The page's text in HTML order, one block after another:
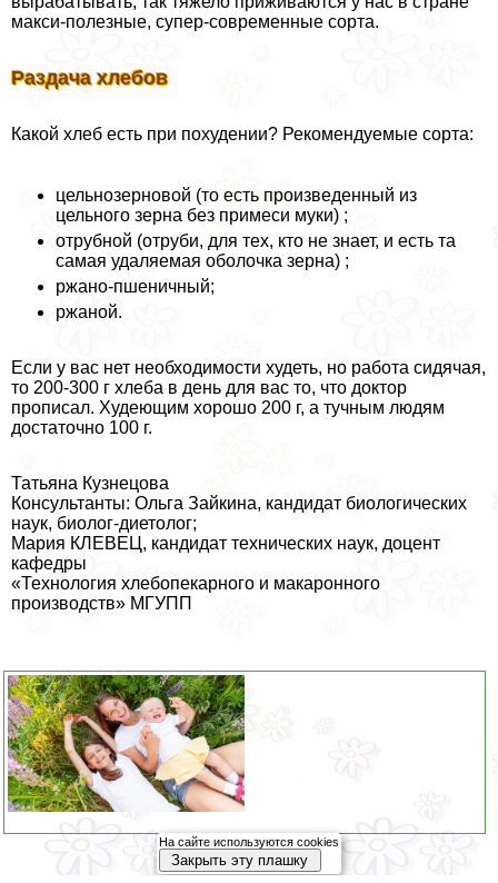
макси-полезные, супер-современные сорта.
Раздача хлебов
Какой хлеб есть при похудении? Рекомендуемые сорта:
цельнозерновой (то есть произведенный из
цельного зерна без примеси муки) ;
отрубной (отруби, для тех, кто не знает, и есть та
самая удаляемая оболочка зерна) ;
ржано-пшеничный;
ржаной.
Если у вас нет необходимости худеть, но работа сидячая,
то 200-300 г хлеба в день для вас то, что доктор
прописал. Худеющим хорошо 200 г, а тучным людям
достаточно 100 г.
Татьяна Кузнецова
Консультанты: Ольга Зайкина, кандидат биологических
наук, биолог-диетолог;
Мария КЛЕВЕЦ, кандидат технических наук, доцент
кафедры
«Технология хлебопекарного и макаронного
производств» МГУПП
На сайте используются cookies
Закрыть эту плашку